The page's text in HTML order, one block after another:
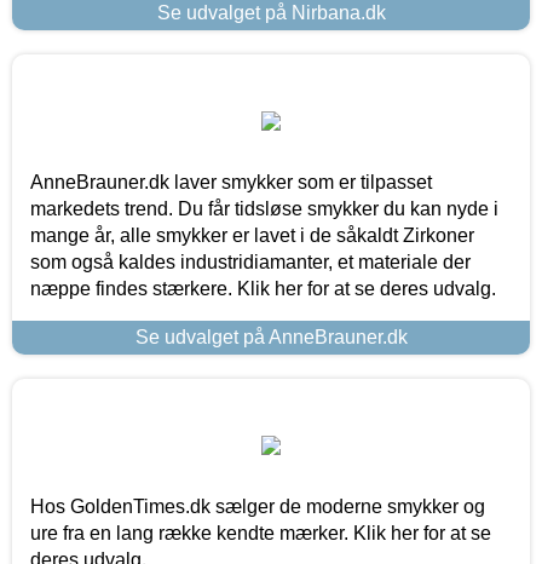
Se udvalget på Nirbana.dk
AnneBrauner.dk laver smykker som er tilpasset
markedets trend. Du får tidsløse smykker du kan nyde i
mange år, alle smykker er lavet i de såkaldt Zirkoner
som også kaldes industridiamanter, et materiale der
næppe findes stærkere. Klik her for at se deres udvalg.
Se udvalget på AnneBrauner.dk
Hos GoldenTimes.dk sælger de moderne smykker og
ure fra en lang række kendte mærker. Klik her for at se
deres udvalg.